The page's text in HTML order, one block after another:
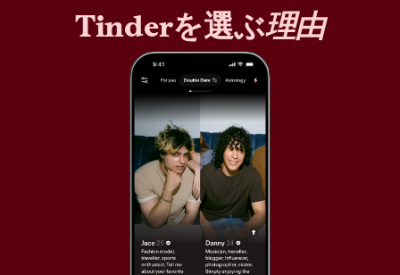
Tinderを選ぶ理由